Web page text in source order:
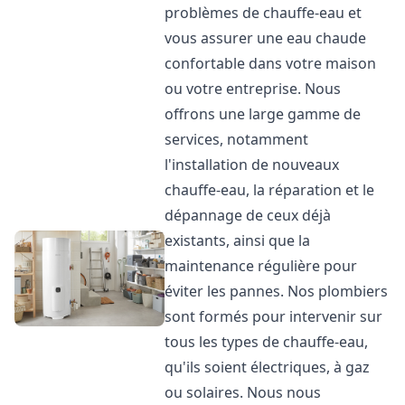
problèmes de chauffe-eau et
vous assurer une eau chaude
confortable dans votre maison
ou votre entreprise. Nous
offrons une large gamme de
services, notamment
l'installation de nouveaux
chauffe-eau, la réparation et le
dépannage de ceux déjà
existants, ainsi que la
maintenance régulière pour
éviter les pannes. Nos plombiers
sont formés pour intervenir sur
tous les types de chauffe-eau,
qu'ils soient électriques, à gaz
ou solaires. Nous nous